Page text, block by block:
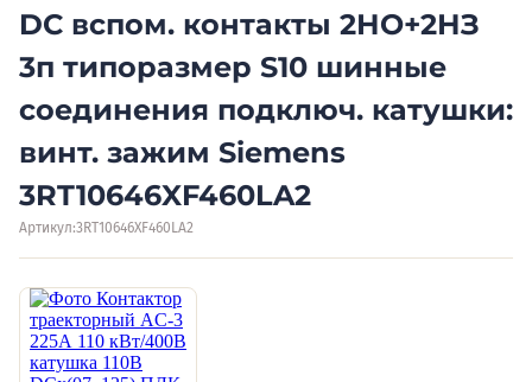
DC вспом. контакты 2НО+2НЗ
3п типоразмер S10 шинные
соединения подключ. катушки:
винт. зажим Siemens
3RT10646XF460LA2
Артикул:3RT10646XF460LA2